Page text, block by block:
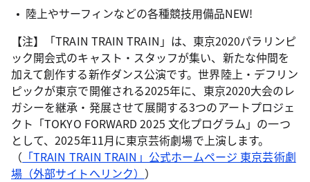
陸上やサーフィンなどの各種競技用備品NEW!
【注】「TRAIN TRAIN TRAIN」は、東京2020パラリンピ
ック開会式のキャスト・スタッフが集い、新たな仲間を
加えて創作する新作ダンス公演です。世界陸上・デフリン
ピックが東京で開催される2025年に、東京2020大会のレ
ガシーを継承・発展させて展開する3つのアートプロジェ
クト「TOKYO FORWARD 2025 文化プログラム」の一つ
として、2025年11月に東京芸術劇場で上演します。
（ 「TRAIN TRAIN TRAIN」公式ホームページ 東京芸術劇
場（外部サイトへリンク） ）